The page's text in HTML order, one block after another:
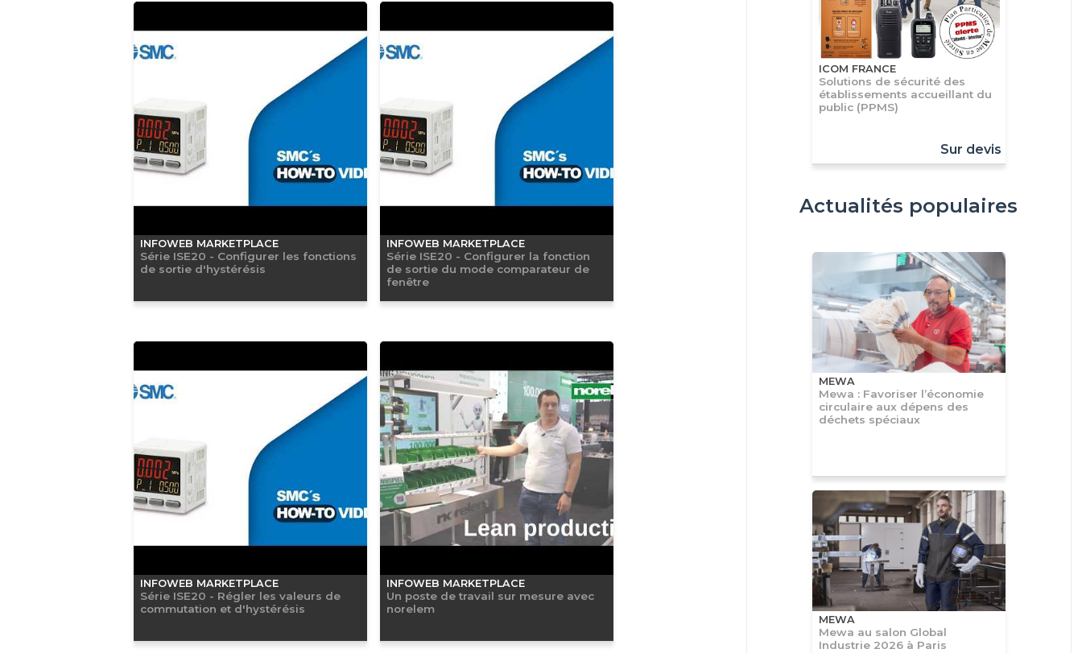
INFOWEB MARKETPLACE
Série ISE20 - Configurer les fonctions
de sortie d'hystérésis
INFOWEB MARKETPLACE
Série ISE20 - Configurer la fonction
de sortie du mode comparateur de
fenêtre
INFOWEB MARKETPLACE
Série ISE20 - Régler les valeurs de
commutation et d'hystérésis
INFOWEB MARKETPLACE
Un poste de travail sur mesure avec
norelem
ICOM FRANCE
Solutions de sécurité des
établissements accueillant du
public (PPMS)
Sur devis
Actualités populaires
MEWA
Mewa : Favoriser l’économie
circulaire aux dépens des
déchets spéciaux
MEWA
Mewa au salon Global
Industrie 2026 à Paris